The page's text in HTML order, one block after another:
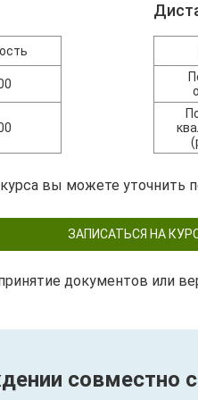
вы можете уточнить
ЗАПИСАТЬСЯ НА
документов или
совместно